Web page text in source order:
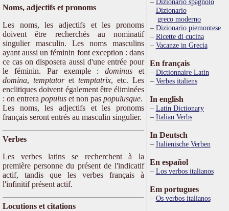
Noms, adjectifs et pronoms
Les noms, les adjectifs et les pronoms
doivent être recherchés au nominatif
singulier masculin. Les noms masculins
ayant aussi un féminin font exception : dans
ce cas on disposera aussi d'une entrée pour
le féminin. Par exemple :dominus et
domina, temptatoret temptatrix, etc. Les
enclitiques doivent également être éliminées
: on entrera populus et non pas populusque.
Les noms, les adjectifs et les pronoms
français seront entrés au masculin singulier.
Verbes
Les verbes latins se recherchent à la
première personne du présent de l'indicatif
actif, tandis que les verbes français à
l'infinitif présent actif.
Locutions et citations
Dizionario
greco moderno
Dizionario piemontese
Ricette di cucina
Vacanze in Grecia
En français
Dictionnaire Latin
Verbes italiens
In english
Latin Dictionary
Italian Verbs
In Deutsch
Italienische Verben
En español
Los verbos italianos
Em portugues
Os verbos italianos